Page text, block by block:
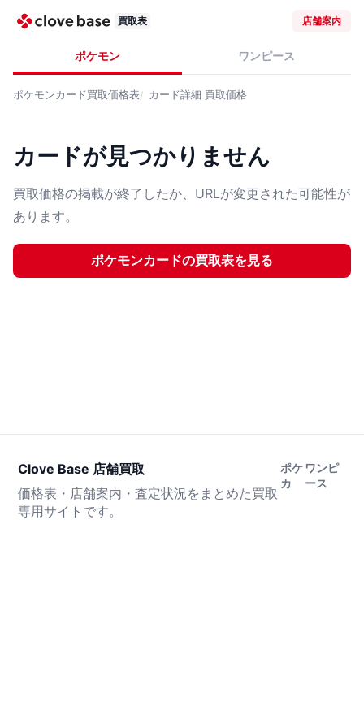
買取表 店舗案内
ポケモン ワンピース
ポケモンカード買取価格表 カード詳細 買取価格
カードが見つかりません
買取価格の掲載が終了したか、URLが変更された可能性が
あります。
ポケモンカードの買取表を見る
Clove Base 店舗買取
価格表・店舗案内・査定状況をまとめた買取
専用サイトです。
ポケ
カ
ワンピ
ース